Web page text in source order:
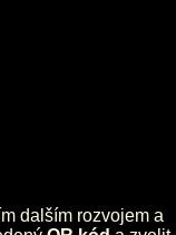
dalším rozvojem a